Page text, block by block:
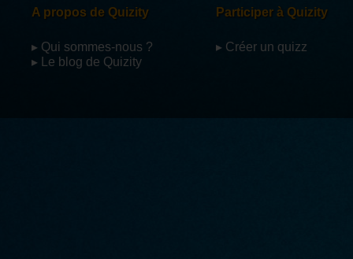
A propos de Quizity
▸ Qui sommes-nous ?
▸ Le blog de Quizity
Participer à Quizity
▸ Créer un quizz